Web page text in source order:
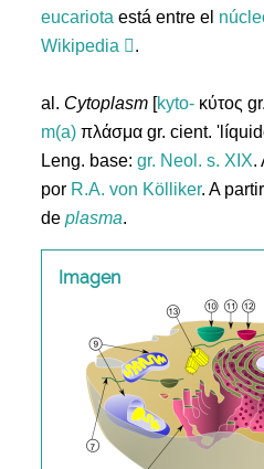
eucariota está entre el
Wikipedia
.
al. Cytoplasm [kyto- κύτος
m(a) πλάσμα gr. cient.
Leng. base:gr. Neol. s. XIX.
por R.A. von Kölliker. A
deplasma.
Imagen